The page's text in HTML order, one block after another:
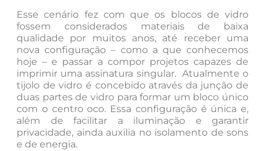
Esse cenário fez com que os blocos de vidro
fossem considerados materiais de baixa
qualidade por muitos anos, até receber uma
nova configuração – como a que conhecemos
hoje – e passar a compor projetos capazes de
imprimir uma assinatura singular. Atualmente o
tijolo de vidro é concebido através da junção de
duas partes de vidro para formar um bloco único
com o centro oco. Essa configuração é única e,
além de facilitar a iluminação e garantir
privacidade, ainda auxilia no isolamento de sons
e de energia.